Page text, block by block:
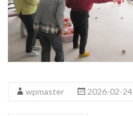
wpmaster 2026-02-24